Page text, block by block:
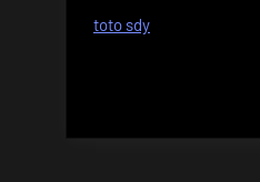
toto sdy